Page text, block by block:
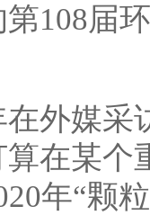
108届
外媒
在某个
年“颗